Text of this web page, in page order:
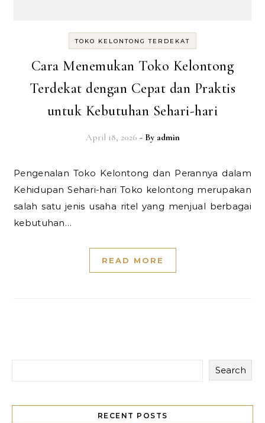
TOKO KELONTONG TERDEKAT
Cara Menemukan Toko Kelontong
Terdekat dengan Cepat dan Praktis
untuk Kebutuhan Sehari-hari
April 18, 2026 - By admin
Pengenalan Toko Kelontong dan Perannya dalam
Kehidupan Sehari-hari Toko kelontong merupakan
salah satu jenis usaha ritel yang menjual berbagai
kebutuhan…
READ MORE
Search
RECENT POSTS